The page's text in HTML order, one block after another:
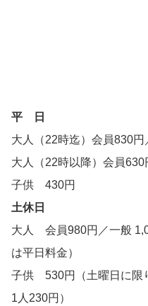
平 日
大人（22時迄）会員830円
大人（22時以降）会員630
子供 430円
土休日
大人 会員980円／一般
は平日料金）
子供 530円（土曜日に限
1人230円）